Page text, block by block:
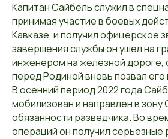
Капитан Сайбель служил в
принимая участие в боевых
Кавказе, и получил офицерское
завершения службы он ушел на
инженером на железной дороге,
перед Родиной вновь позвал
В осенний период 2022 года
мобилизован и направлен в зону
обязанности разведчика. Во
операций он получил серьезные